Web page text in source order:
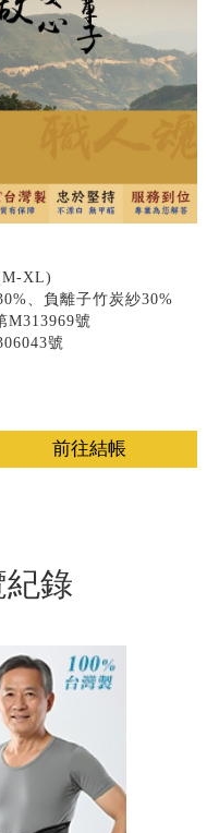
XL)
、負離子竹炭紗30%
號
號
前往結帳
錄